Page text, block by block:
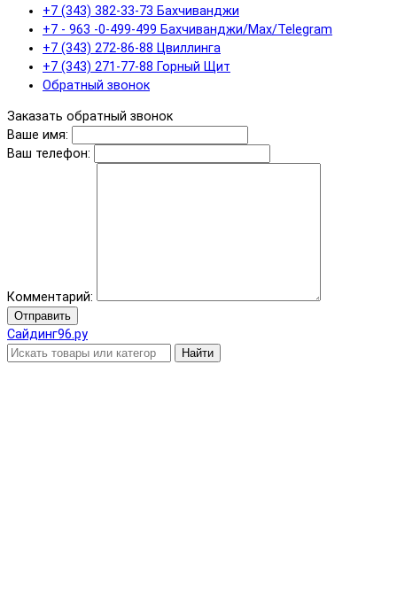
+7 (343) 382-33-73 Бахчиванджи
+7 - 963 -0-499-499 Бахчиванджи/Max/Telegram
+7 (343) 272-86-88 Цвиллинга
+7 (343) 271-77-88 Горный Щит
Обратный звонок
Заказать обратный звонок
Ваше имя:
Ваш телефон:
Комментарий:
Отправить
Сайдинг96.ру
Найти